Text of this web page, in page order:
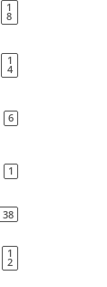
1
8
1
4
6
1
38
1
2